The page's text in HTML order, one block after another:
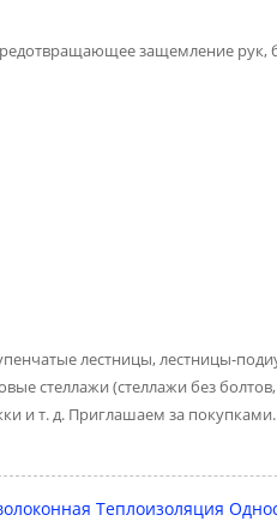
защемление рук,
лестницы, лестницы-
стеллажи (стеллажи без
и т. д. Приглашаем за покупками.
Теплоизоляция